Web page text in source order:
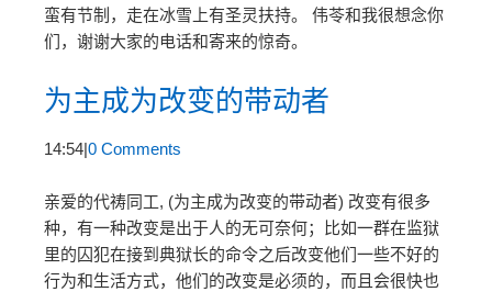
蛮有节制，走在冰雪上有圣灵扶持。 伟苓和我很想念你
们，谢谢大家的电话和寄来的惊奇。
为主成为改变的带动者
14:54 0 Comments
亲爱的代祷同工, (为主成为改变的带动者) 改变有很多
种，有一种改变是出于人的无可奈何；比如一群在监狱
里的囚犯在接到典狱长的命令之后改变他们一些不好的
行为和生活方式，他们的改变是必须的，而且会很快也